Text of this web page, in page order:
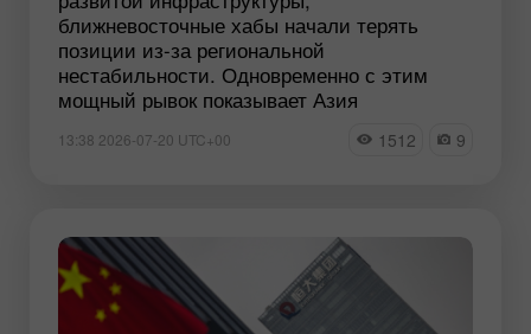
ближневосточные хабы начали терять
позиции из-за региональной
нестабильности. Одновременно с этим
мощный рывок показывает Азия
13:38 2026-07-20 UTC+00 1512 9